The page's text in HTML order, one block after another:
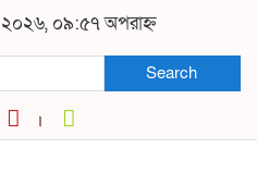
২০২৬, ০৯:৫৭ অপরাহ্ন
Search